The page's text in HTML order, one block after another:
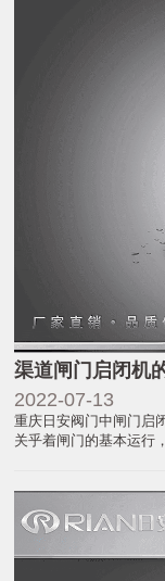
渠道闸门启闭机
2022-07-13
重庆日安阀门中闸门启
关乎着闸门的基本运行